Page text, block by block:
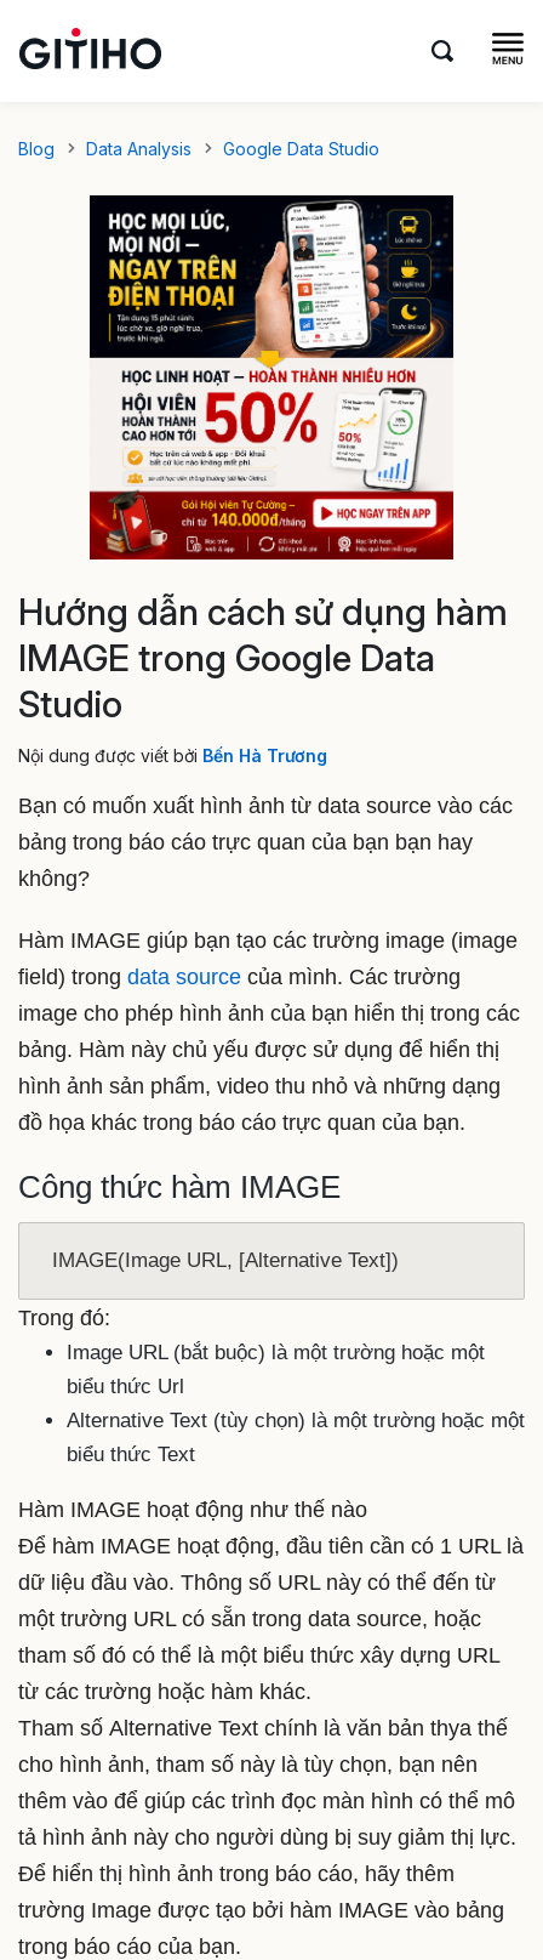
Blog Data Analysis Google Data Studio
Hướng dẫn cách sử dụng hàm
IMAGE trong Google Data
Studio
Nội dung được viết bởi Bến Hà Trương
Bạn có muốn xuất hình ảnh từ data source vào các
bảng trong báo cáo trực quan của bạn bạn hay
không?
Hàm IMAGE giúp bạn tạo các trường image (image
field) trong data source của mình. Các trường
image cho phép hình ảnh của bạn hiển thị trong các
bảng. Hàm này chủ yếu được sử dụng để hiển thị
hình ảnh sản phẩm, video thu nhỏ và những dạng
đồ họa khác trong báo cáo trực quan của bạn.
Công thức hàm IMAGE
  IMAGE(Image URL, [Alternative Text])
Trong đó:
Image URL (bắt buộc) là một trường hoặc một
biểu thức Url
Alternative Text (tùy chọn) là một trường hoặc một
biểu thức Text
Hàm IMAGE hoạt động như thế nào
Để hàm IMAGE hoạt động, đầu tiên cần có 1 URL là
dữ liệu đầu vào. Thông số URL này có thể đến từ
một trường URL có sẵn trong data source, hoặc
tham số đó có thể là một biểu thức xây dựng URL
từ các trường hoặc hàm khác.
Tham số Alternative Text chính là văn bản thya thế
cho hình ảnh, tham số này là tùy chọn, bạn nên
thêm vào để giúp các trình đọc màn hình có thể mô
tả hình ảnh này cho người dùng bị suy giảm thị lực.
Để hiển thị hình ảnh trong báo cáo, hãy thêm
trường Image được tạo bởi hàm IMAGE vào bảng
trong báo cáo của bạn.